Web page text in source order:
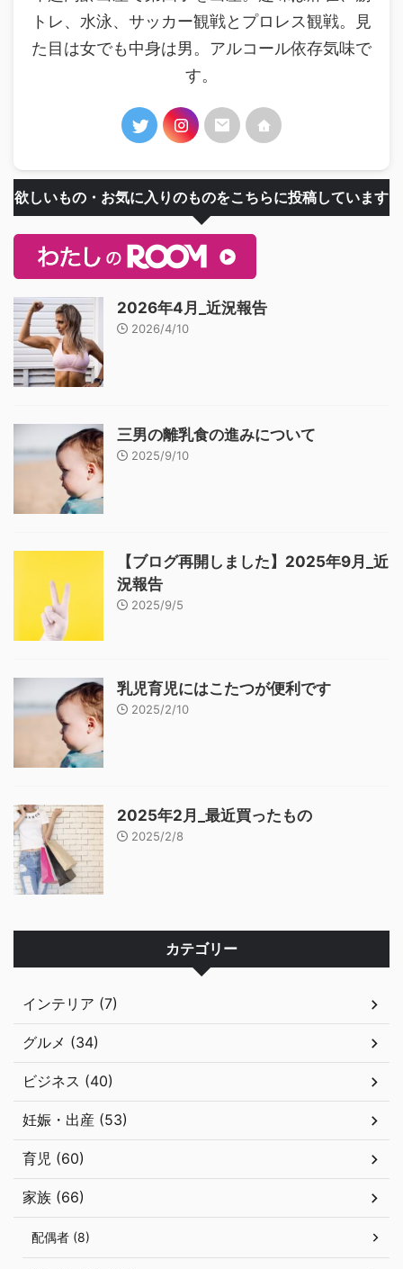
トレ、水泳、サッカー観戦とプロレス観戦。見
た目は女でも中身は男。アルコール依存気味で
す。
欲しいもの・お気に入りのものをこちらに投稿しています
2026年4月_近況報告
2026/4/10
三男の離乳食の進みについて
2025/9/10
【ブログ再開しました】2025年9月_近
況報告
2025/9/5
乳児育児にはこたつが便利です
2025/2/10
2025年2月_最近買ったもの
2025/2/8
カテゴリー
インテリア (7)
グルメ (34)
ビジネス (40)
妊娠・出産 (53)
育児 (60)
家族 (66)
配偶者 (8)